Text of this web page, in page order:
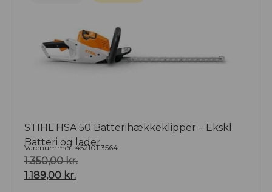
STIHL HSA 50 Batterihækkeklipper – Ekskl.
Batteri og lader
Varenummer: 45210113564
1.350,00kr.
1.189,00 kr.